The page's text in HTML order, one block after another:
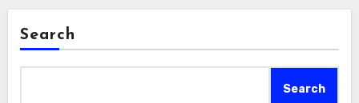
Search
Search